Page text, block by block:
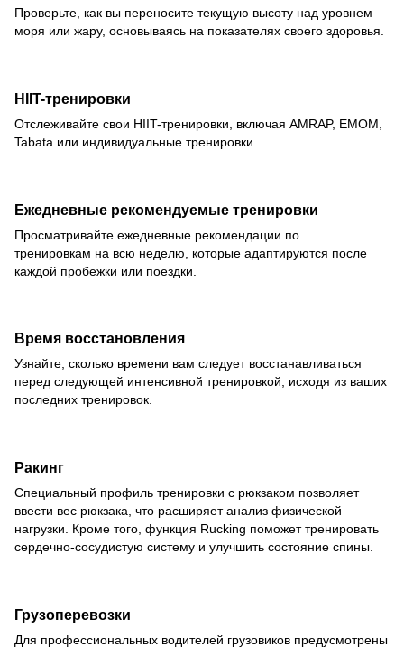
Проверьте, как вы переносите текущую высоту над уровнем
моря или жару, основываясь на показателях своего здоровья.
HIIT-тренировки
Отслеживайте свои HIIT-тренировки, включая AMRAP, EMOM,
Tabata или индивидуальные тренировки.
Ежедневные рекомендуемые тренировки
Просматривайте ежедневные рекомендации по
тренировкам на всю неделю, которые адаптируются после
каждой пробежки или поездки.
Время восстановления
Узнайте, сколько времени вам следует восстанавливаться
перед следующей интенсивной тренировкой, исходя из ваших
последних тренировок.
Ракинг
Специальный профиль тренировки с рюкзаком позволяет
ввести вес рюкзака, что расширяет анализ физической
нагрузки. Кроме того, функция Rucking поможет тренировать
сердечно-сосудистую систему и улучшить состояние спины.
Грузоперевозки
Для профессиональных водителей грузовиков предусмотрены